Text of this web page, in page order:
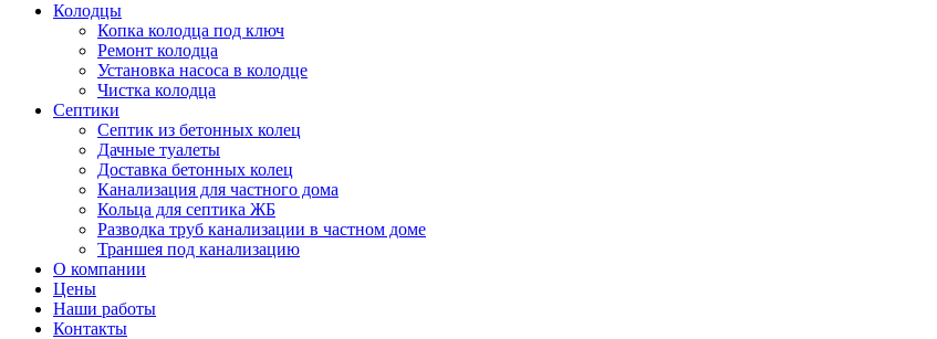
Колодцы
Копка колодца под ключ
Ремонт колодца
Установка насоса в колодце
Чистка колодца
Септики
Септик из бетонных колец
Дачные туалеты
Доставка бетонных колец
Канализация для частного дома
Кольца для септика ЖБ
Разводка труб канализации в частном доме
Траншея под канализацию
О компании
Цены
Наши работы
Контакты